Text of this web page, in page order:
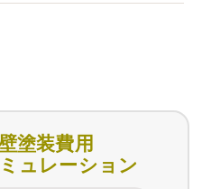
塗装費用
ュレーション